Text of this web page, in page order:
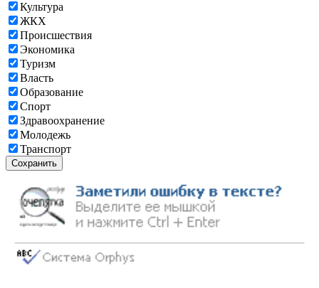
Культура
ЖКХ
Происшествия
Экономика
Туризм
Власть
Образование
Спорт
Здравоохранение
Молодежь
Транспорт
Сохранить